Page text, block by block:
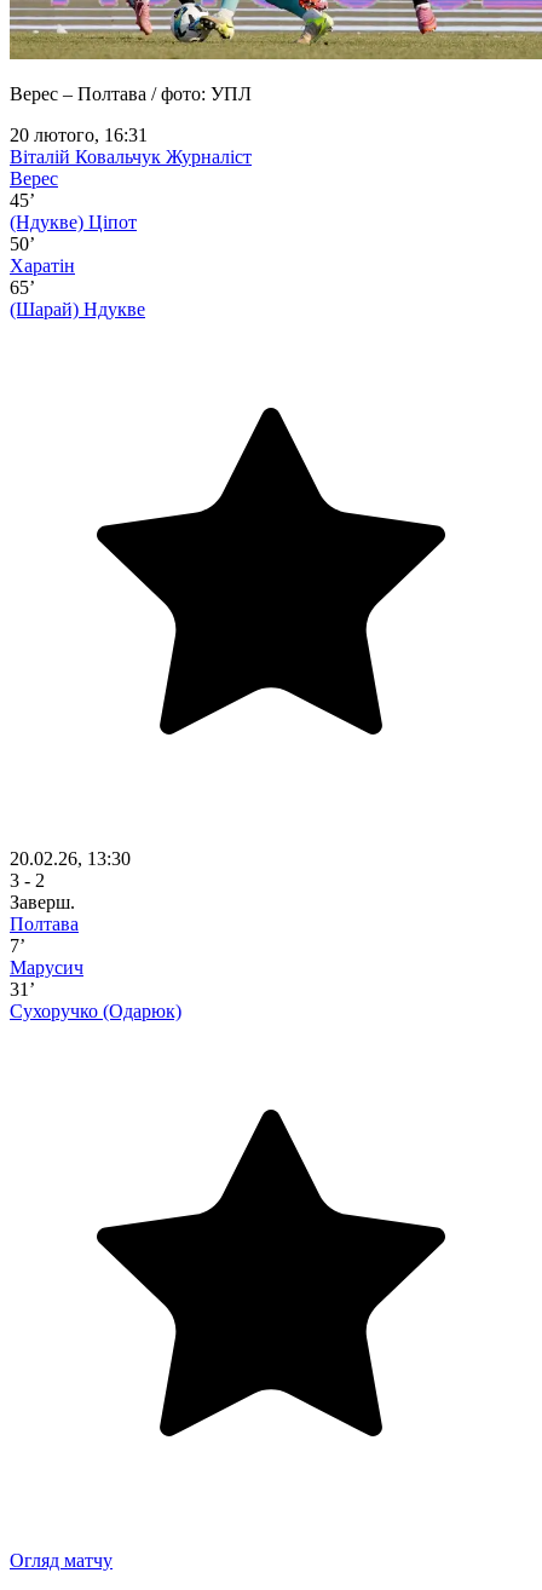
Верес – Полтава / фото: УПЛ
20 лютого, 16:31
Віталій Ковальчук Журналіст
Верес
45’
(Ндукве) Ціпот
50’
Харатін
65’
(Шарай) Ндукве
20.02.26, 13:30
3 - 2
Заверш.
Полтава
7’
Марусич
31’
Сухоручко (Одарюк)
Огляд матчу